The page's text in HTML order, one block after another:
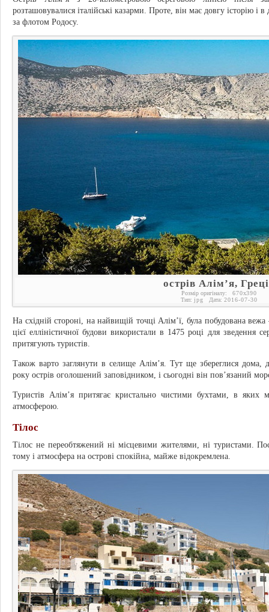
розташовувалися італійські казарми. Проте, він має довгу історію і
за флотом Родосу.
острів Алім’я,
Розмір оригіналу: 670x390
Тип: jpg Дата: 2016-07-30
На східній стороні, на найвищій точці Алім’ї, була побудована
цієї елліністичної будови використали в 1475 році для зведення
притягують туристів.
Також варто заглянути в селище Алім’я. Тут ще збереглися
року острів оголошений заповідником, і сьогодні він пов’язаний
Туристів Алім’я притягає кристально чистими бухтами, в яких
атмосферою.
Тілос
Тілос не переобтяжений ні місцевими жителями, ні туристами.
тому і атмосфера на острові спокійна, майже відокремлена.